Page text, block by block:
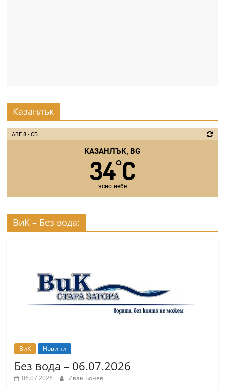
Казанлък
АВГ 8 - СБ
КАЗАНЛЪК, BG
34°C
ясно небе
ВиК – Без вода:
ВиК Новини
Без вода – 06.07.2026
06.07.2026 Иван Бонев